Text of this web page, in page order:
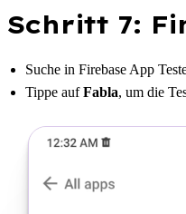
Schritt 7:
Suche in Firebase App
Tippe aufFabla, um die